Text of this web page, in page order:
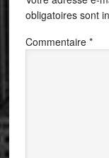
obligatoires sont
Commentaire *